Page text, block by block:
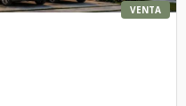
VENTA